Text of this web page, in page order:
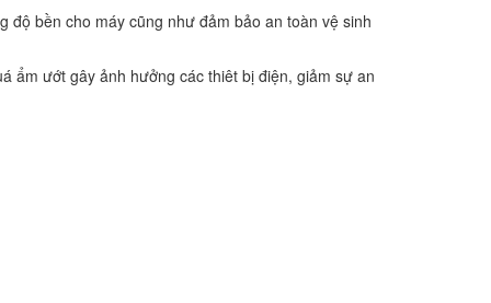
độ bền cho máy cũng như đảm bảo an toàn vệ sinh
ẩm ướt gây ảnh hưởng các thiêt bị điện, giảm sự an